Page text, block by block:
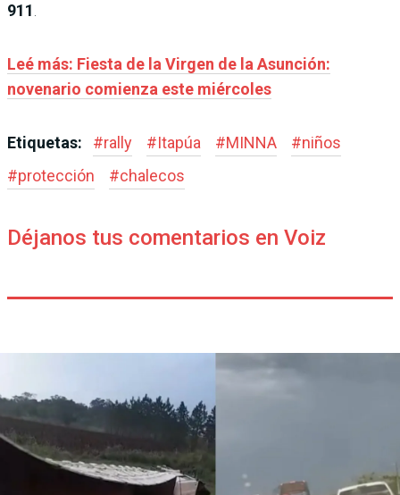
911.
Leé más: Fiesta de la Virgen de la Asunción:
novenario comienza este miércoles
Etiquetas: #rally #Itapúa #MINNA #niños
#protección #chalecos
Déjanos tus comentarios en Voiz